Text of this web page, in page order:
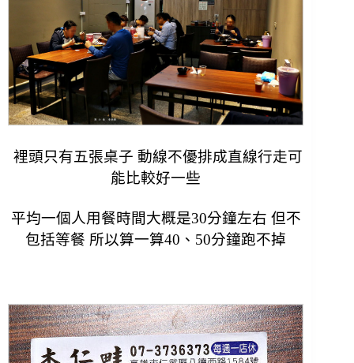
裡頭只有五張桌子 動線不優排成直線行走可
能比較好一些
平均一個人用餐時間大概是30分鐘左右 但不
包括等餐 所以算一算40、50分鐘跑不掉